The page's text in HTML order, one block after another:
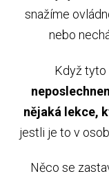
snažíme
nebo
Když tyto
nějaká lekce,
jestli je to v
Něco se